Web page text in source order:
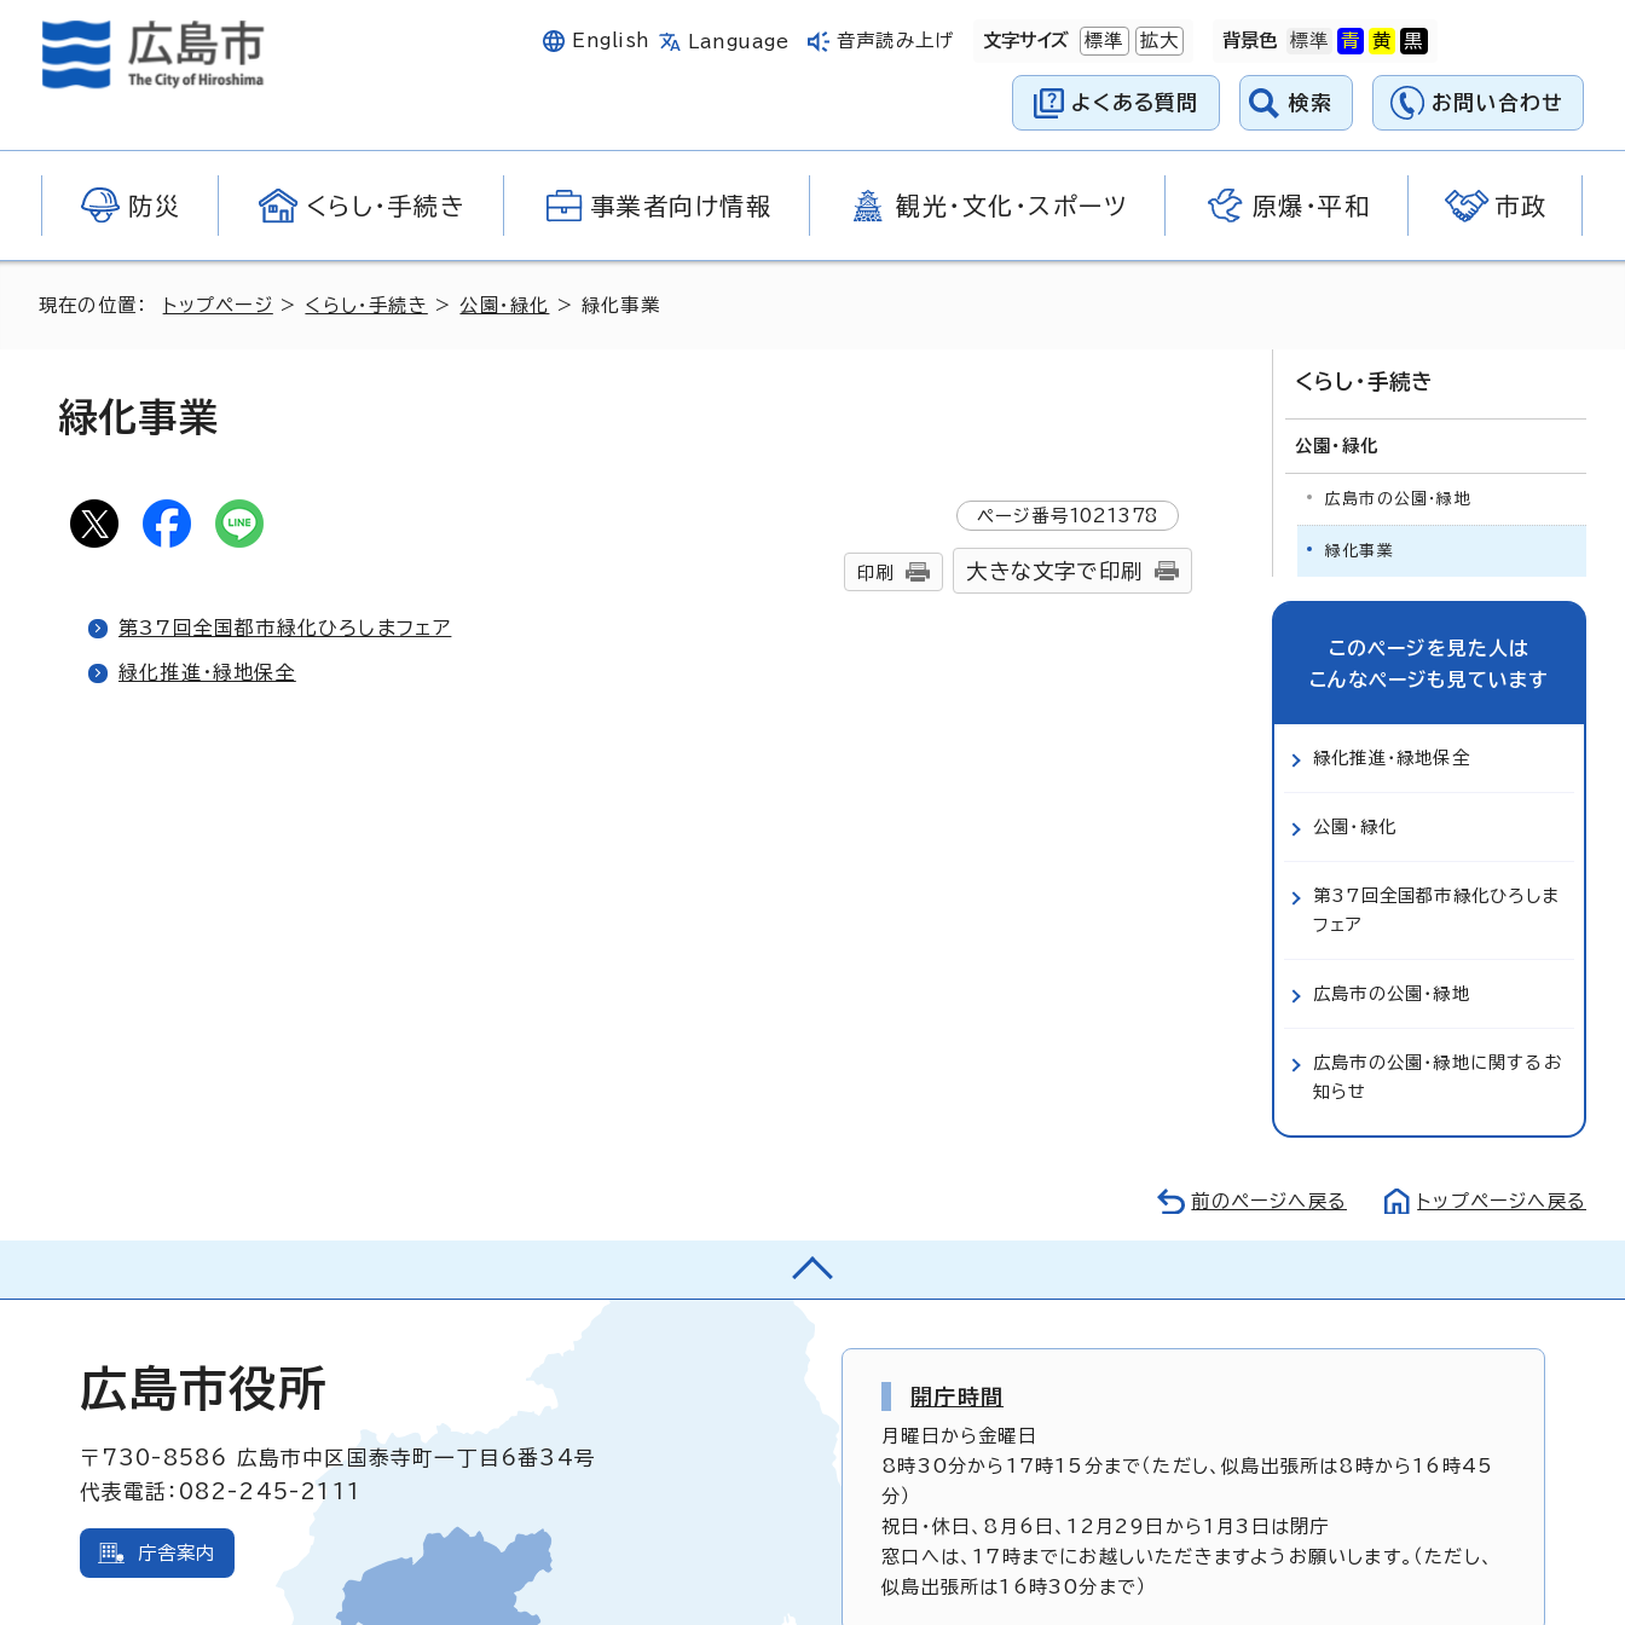
English Language 音声読み上げ 文字サイズ 標準 拡大 背景色
よくある質問 検索 お問い合わせ
防災 くらし・手続き 事業者向け情報 観光・文化・スポーツ 原爆・平和 市政
現在の位置： トップページ > くらし・手続き >公園・緑化 > 緑化事業
緑化事業
ページ番号1021378
印刷 大きな文字で印刷
第37回全国都市緑化ひろしまフェア
緑化推進・緑地保全
くらし・手続き
公園・緑化
広島市の公園・緑地
緑化事業
このページを見た人は
こんなページも見ています
緑化推進・緑地保全
公園・緑化
第37回全国都市緑化ひろしま
フェア
広島市の公園・緑地
広島市の公園・緑地に関するお
知らせ
前のページへ戻る トップページへ戻る
広島市役所
〒730-8586
広島市中区国泰寺町一丁目6番34号
代表電話：082-245-2111
庁舎案内
開庁時間
月曜日から金曜日
8時30分から17時15分まで（ただし、似島出張所は8時から16時45
分）
祝日・休日、8月6日、12月29日から1月3日は閉庁
窓口へは、17時までにお越しいただきますようお願いします。（ただし、
似島出張所は16時30分まで）